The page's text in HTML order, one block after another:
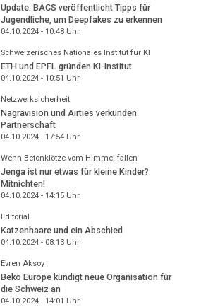
Update: BACS veröffentlicht Tipps für
Jugendliche, um Deepfakes zu erkennen
04.10.2024 - 10:48Uhr
Schweizerisches Nationales Institut für KI
ETH und EPFL gründen KI-Institut
04.10.2024 - 10:51 Uhr
Netzwerksicherheit
Nagravision und Airties verkünden
Partnerschaft
04.10.2024 - 17:54Uhr
Wenn Betonklötze vom Himmel fallen
Jenga ist nur etwas für kleine Kinder?
Mitnichten!
04.10.2024 - 14:15Uhr
Editorial
Katzenhaare und ein Abschied
04.10.2024 - 08:13Uhr
Evren Aksoy
Beko Europe kündigt neue Organisation für
die Schweiz an
04.10.2024 - 14:01 Uhr